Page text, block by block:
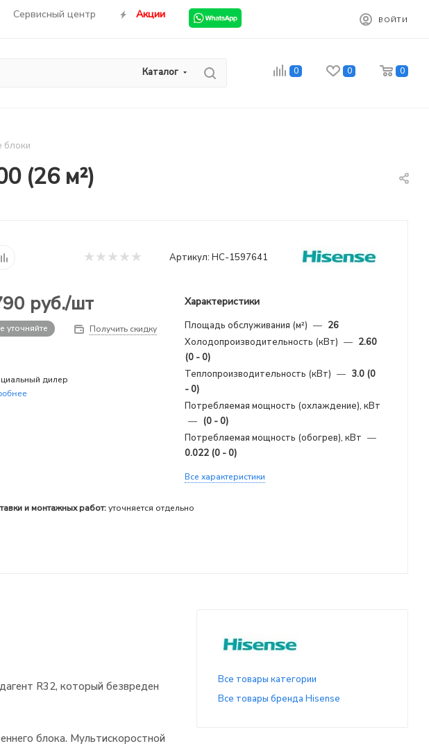
Сервисный центр Акции ВОЙТИ
Каталог 0 0 0
блоки
(26 м²)
Артикул: НС-1597641
руб./шт
уточняйте Получить скидку
дилер
Характеристики
Площадь обслуживания (м²) — 26
Холодопроизводительность (кВт) — 2.60
(0 - 0)
Теплопроизводительность (кВт) — 3.0 (0
- 0)
Потребляемая мощность (охлаждение), кВт
— (0 - 0)
Потребляемая мощность (обогрев), кВт —
0.022 (0 - 0)
Все характеристики
и монтажных работ:уточняется отдельно
R32, который безвреден
блока. Мультискоростной
Все товары категории
Все товары бренда Hisense